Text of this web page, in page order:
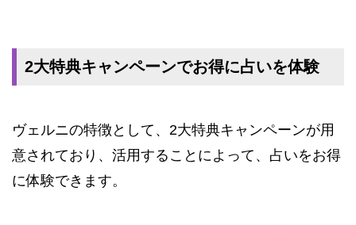
2大特典キャンペーンでお得に占いを体験
ヴェルニの特徴として、2大特典キャンペーンが用
意されており、活用することによって、占いをお得
に体験できます。